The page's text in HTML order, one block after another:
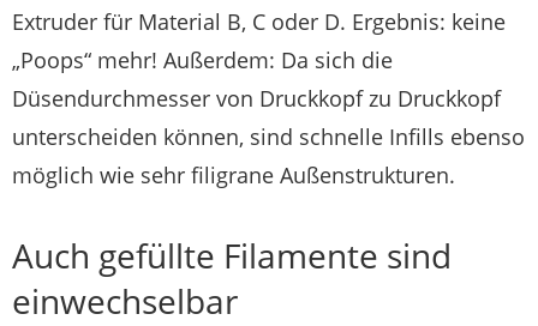
Extruder für Material B, C oder D. Ergebnis: keine
„Poops“ mehr! Außerdem: Da sich die
Düsendurchmesser von Druckkopf zu Druckkopf
unterscheiden können, sind schnelle Infills ebenso
möglich wie sehr filigrane Außenstrukturen.
Auch gefüllte Filamente sind
einwechselbar